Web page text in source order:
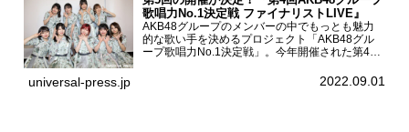
歌唱力No.1決定戦 ファイナリストLIVE』
AKB48グループのメンバーの中でもっとも魅力
的な歌い手を決めるプロジェクト「AKB48グル
ープ歌唱力No.1決定戦」。今年開催された第4回
る一夜限りのライブイベント「ファイナリスト
universal-press.jp 2022.09.01